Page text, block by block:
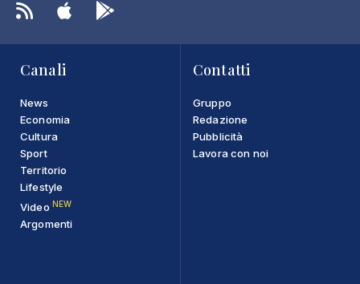
Canali
News
Economia
Cultura
Sport
Territorio
Lifestyle
Video NEW
Argomenti
Contatti
Gruppo
Redazione
Pubblicità
Lavora con noi